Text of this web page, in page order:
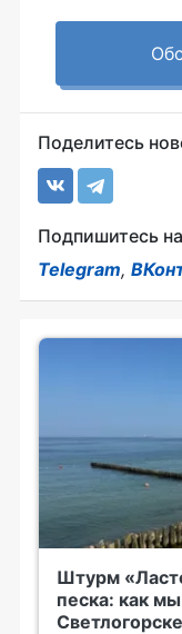
Поделитесь
Подпишитесь
Telegram,
Штурм
песка: как
Светлогорске